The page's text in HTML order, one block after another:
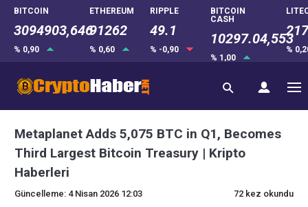
BITCOIN
3094903,646
% 0,90
ETHEREUM
91262
% 0,60
RIPPLE
49.1
% -0,90
BITCOIN
CASH
10297.04,553
% 1,00
%
Metaplanet Adds 5,075 BTC in Q1, Becomes
Third Largest Bitcoin Treasury | Kripto
Haberleri
Güncelleme: 4 Nisan 2026 12:03 72 kez okundu